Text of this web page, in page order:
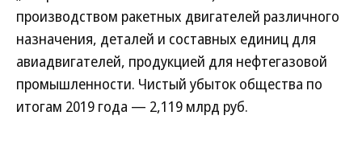
производством ракетных двигателей различного
назначения, деталей и составных единиц для
авиадвигателей, продукцией для нефтегазовой
промышленности. Чистый убыток общества по
итогам 2019 года — 2,119 млрд руб.